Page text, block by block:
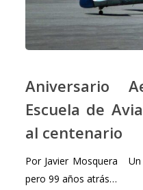
–
La
Escuela
Aviación
Naval,
Aniversario
Escuela de
al centenario
Por Javier Mosquera
pero 99 años atrás…